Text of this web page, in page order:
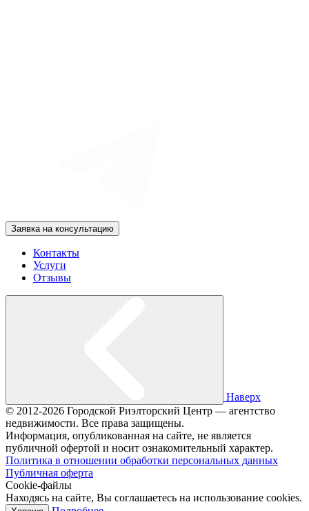
Заявка на консультацию
Контакты
Услуги
Отзывы
Наверх
© 2012-2026 Городской Риэлторский Центр — агентство
недвижимости. Все права защищены.
Информация, опубликованная на сайте, не является
публичной офертой и носит ознакомительный характер.
Политика в отношении обработки персональных данных
Публичная оферта
Cookie-файлы
Находясь на сайте, Вы соглашаетесь на использование cookies.